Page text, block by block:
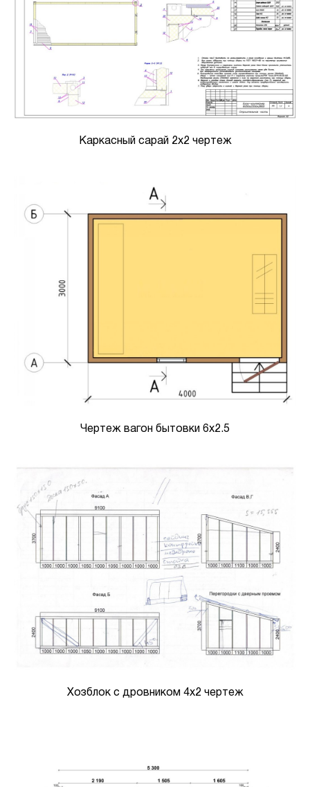
Каркасный сарай 2х2 чертеж
Чертеж вагон бытовки 6х2.5
Хозблок с дровником 4х2 чертеж